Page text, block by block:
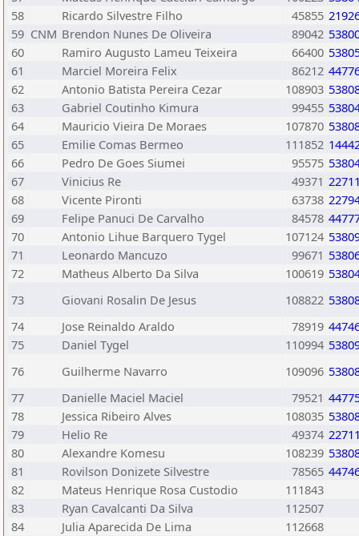
58
Ricardo Silvestre Filho 45855
59 CNM Brendon Nunes De Oliveira 89042
60
Ramiro Augusto Lameu Teixeira 66400
61
Marciel Moreira Felix 86212
62
Antonio Batista Pereira Cezar 108903
63
Gabriel Coutinho Kimura 99455
64
Mauricio Vieira De Moraes 107870
65
Emilie Comas Bermeo 111852
66
Pedro De Goes Siumei 95575
67
Vinicius Re 49371
68
Vicente Pironti 63738
69
Felipe Panuci De Carvalho 84578
70
Antonio Lihue Barquero Tygel 107124
71
Leonardo Mancuzo 99671
72
Matheus Alberto Da Silva 100619
73
Giovani Rosalin De Jesus 108822
74
Jose Reinaldo Araldo 78919
75
Daniel Tygel 110994
76
Guilherme Navarro 109096
77
Danielle Maciel Maciel 79521
78
Jessica Ribeiro Alves 108035
79
Helio Re 49374
80
Alexandre Komesu 108239
81
Rovilson Donizete Silvestre 78565
82
Mateus Henrique Rosa Custodio
111843
83
Ryan Cavalcanti Da Silva
112507
84
Julia Aparecida De Lima
112668